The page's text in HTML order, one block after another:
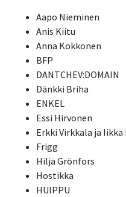
Aapo Nieminen
Anis Kiitu
Anna Kokkonen
BFP
DANTCHEV:DOMAIN
Dänkki Briha
ENKEL
Essi Hirvonen
Erkki Virkkala ja Iikka
Frigg
Hilja Grönfors
Hostikka
HUIPPU